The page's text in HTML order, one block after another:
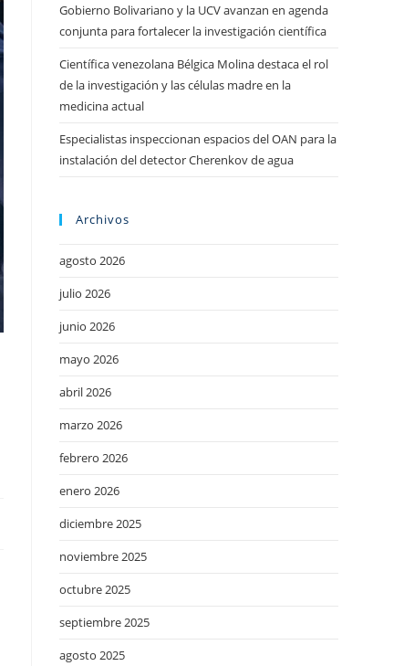
Gobierno Bolivariano y la UCV avanzan en agenda
conjunta para fortalecer la investigación científica
Científica venezolana Bélgica Molina destaca el rol
de la investigación y las células madre en la
medicina actual
Especialistas inspeccionan espacios del OAN para la
instalación del detector Cherenkov de agua
Archivos
agosto 2026
julio 2026
junio 2026
mayo 2026
abril 2026
marzo 2026
febrero 2026
enero 2026
diciembre 2025
noviembre 2025
octubre 2025
septiembre 2025
agosto 2025